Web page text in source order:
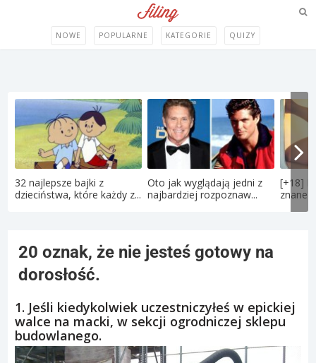
NOWE POPULARNE KATEGORIE QUIZY
32 najlepsze bajki z
dzieciństwa, które każdy z...
Oto jak wyglądają jedni z
najbardziej rozpoznaw...
[+18]
znane
20 oznak, że nie jesteś gotowy na
dorosłość.
1. Jeśli kiedykolwiek uczestniczyłeś w epickiej
walce na macki, w sekcji ogrodniczej sklepu
budowlanego.